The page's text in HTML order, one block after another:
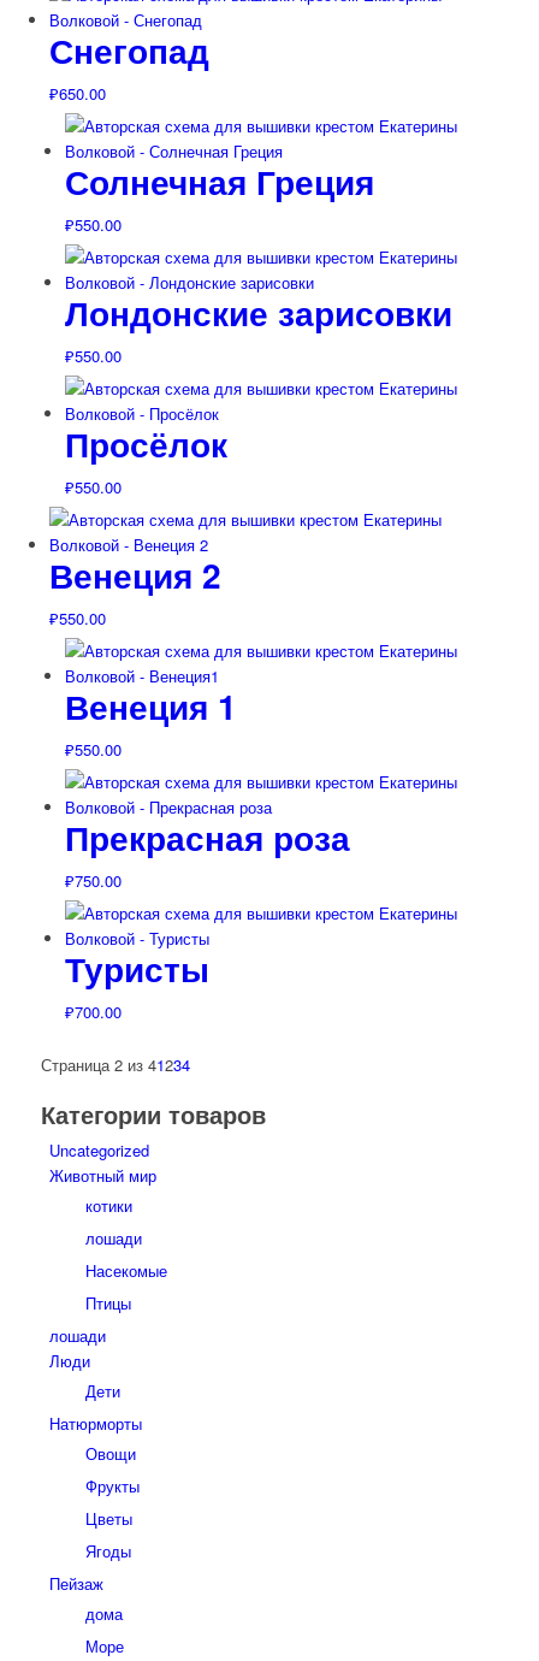
Снегопад
₽650.00
Солнечная Греция
₽550.00
Лондонские зарисовки
₽550.00
Просёлок
₽550.00
Венеция 2
₽550.00
Венеция 1
₽550.00
Прекрасная роза
₽750.00
Туристы
₽700.00
Страница 2 из 41234
Категории товаров
Uncategorized
Животный мир
котики
лошади
Насекомые
Птицы
лошади
Люди
Дети
Натюрморты
Овощи
Фрукты
Цветы
Ягоды
Пейзаж
дома
Море